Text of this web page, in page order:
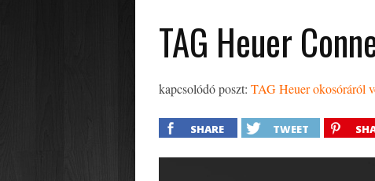
TAG Heuer
kapcsolódó poszt:TAG Heuer okosóráról
SHARE TWEET